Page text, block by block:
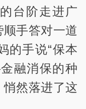
台阶走进广
手答对一道
的手说“保本
融消保的种
然落进了这